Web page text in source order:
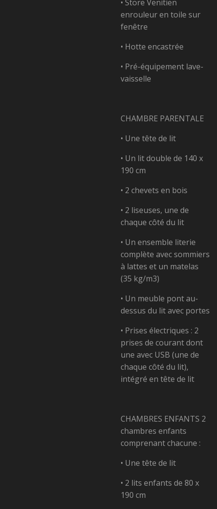
• Store Venitien
enrouleur en toile sur
fenêtre
• Hotte encastrée
• Pré-équipement lave-
vaisselle
CHAMBRE PARENTALE
• Une tête de lit
• Un lit double de 140 x
190 cm
• 2 chevets en bois
• 2 liseuses, une de
chaque côté du lit
• Un ensemble literie
complète avec sommiers
à lattes et un matelas
(35 kg/m3)
• Un meuble pont au-
dessus du lit avec portes
• Prises électriques : 2
prises de courant dont
une avec USB (une de
chaque côté du lit),
intégré en tête de lit
CHAMBRES ENFANTS 2
chambres enfants
comprenant chacune :
• Une tête de lit
• 2 lits enfants de 80 x
190 cm